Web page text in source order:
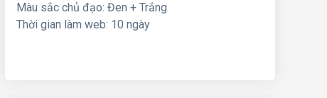
Màu sắc chủ đạo: Đen + Trắng
Thời gian làm web: 10 ngày